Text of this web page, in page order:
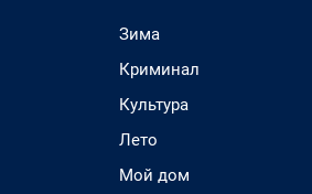
Зима
Криминал
Культура
Лето
Мой дом